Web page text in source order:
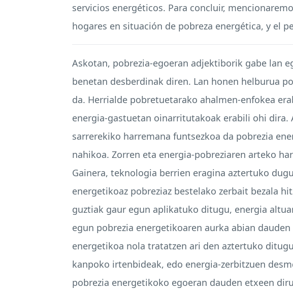
servicios energéticos. Para concluir,
hogares en situación de pobreza energética, y el
Askotan, pobrezia-egoeran adjektiborik gabe lan
benetan desberdinak diren. Lan honen helburua
da. Herrialde pobretuetarako ahalmen-enfokea
energia-gastuetan oinarritutakoak erabili ohi dira.
sarrerekiko harremana funtsezkoa da pobrezia
nahikoa. Zorren eta energia-pobreziaren arteko
Gainera, teknologia berrien eragina aztertuko
energetikoaz pobreziaz bestelako zerbait bezala
guztiak gaur egun aplikatuko ditugu, energia
egun pobrezia energetikoaren aurka abian
energetikoa nola tratatzen ari den aztertuko
kanpoko irtenbideak, edo energia-zerbitzuen
pobrezia energetikoko egoeran dauden etxeen